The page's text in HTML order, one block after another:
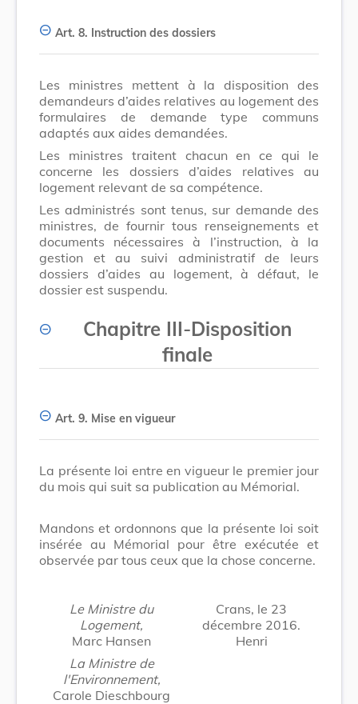
Art. 8. Instruction des dossiers
Les ministres mettent à la disposition des
demandeurs d’aides relatives au logement des
formulaires de demande type communs
adaptés aux aides demandées.
Les ministres traitent chacun en ce qui le
concerne les dossiers d’aides relatives au
logement relevant de sa compétence.
Les administrés sont tenus, sur demande des
ministres, de fournir tous renseignements et
documents nécessaires à l’instruction, à la
gestion et au suivi administratif de leurs
dossiers d’aides au logement, à défaut, le
dossier est suspendu.
Chapitre III-Disposition
finale
Art. 9. Mise en vigueur
La présente loi entre en vigueur le premier jour
du mois qui suit sa publication au Mémorial.
Mandons et ordonnons que la présente loi soit
insérée au Mémorial pour être exécutée et
observée par tous ceux que la chose concerne.
Le Ministre du
Logement,
Marc Hansen
La Ministre de
l'Environnement,
Carole Dieschbourg
Crans, le 23
décembre 2016.
Henri